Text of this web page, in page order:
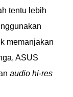
tentu lebih
memanjakan
ASUS
audio hi-res